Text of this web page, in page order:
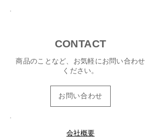
CONTACT
商品のことなど、お気軽にお問い合わせ
ください。
お問い合わせ
会社概要